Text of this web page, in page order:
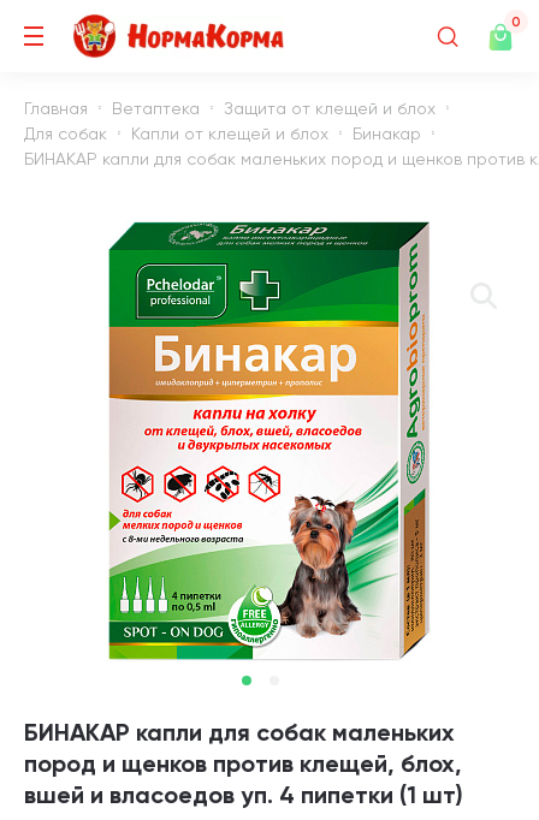
0
Главная Ветаптека
Защита от клещей и блох
Для собак
Капли от клещей и блох
Бинакар
БИНАКАР капли для собак маленьких пород и щенков против
БИНАКАР капли для собак маленьких
пород и щенков против клещей, блох,
вшей и власоедов уп. 4 пипетки (1 шт)